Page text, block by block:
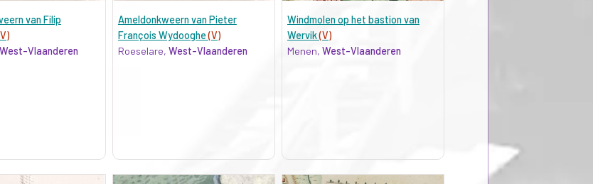
van Filip
West-Vlaanderen
Ameldonkweern van Pieter
François Wydooghe(V)
Roeselare, West-Vlaanderen
Windmolen op het bastion van
Wervik(V)
Menen, West-Vlaanderen